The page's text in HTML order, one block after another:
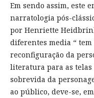
Em sendo assim, este
narratologia pós-
por Henriette
diferentes media “ tem
reconfiguração da
literatura para as telas
sobrevida da
ao público, deve-se,